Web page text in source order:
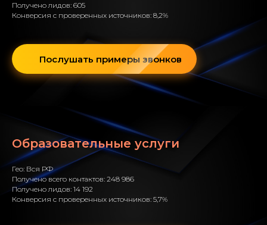
Получено лидов: 605
Конверсия с проверенных источников: 8,2%
Послушать примеры звонков
Образовательные услуги
Гео: Вся РФ
Получено всего контактов: 248 986
Получено лидов: 14 192
Конверсия с проверенных источников: 5,7%